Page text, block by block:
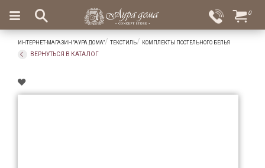
Вход
Избранное
×
Салоны
Доставка
Оплата
Подарки
0
ИНТЕРНЕТ-МАГАЗИН "АУРА ДОМА" ТЕКСТИЛЬ КОМПЛЕКТЫ ПОСТЕЛЬНОГО БЕЛЬЯ
ВЕРНУТЬСЯ В КАТАЛОГ